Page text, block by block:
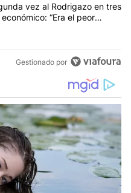
"Milei mencionó por
vez al Rodrigazo en tres
“Era el peor
Gestionado por